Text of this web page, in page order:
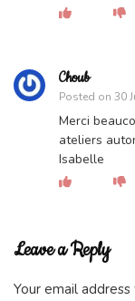
Choub
Posted on 30
Merci
ateliers
Isabelle
Leave a Reply
Your email